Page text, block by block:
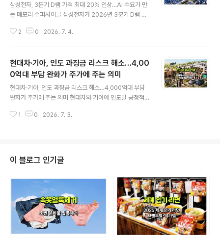
삼성전자, 3분기 D램 가격 최대 20% 인상…AI 수요가 만
든 메모리 슈퍼사이클 삼성전자가 2026년 3분기 D램 평
인상하는 방안을 추진하고 있습니다. 이는 단순한 가격 인
있다는 신호입니다.특히 이번 이슈는 HBM만의 문제가 아
닙니다. AI 서버에 들어가는 서버용 D램, 일반 DDR5, LP
DDR까지 수요가 확산되면서 메모리 반도체 전반의 공급
부족 현상이 이어지고 있습니다. 업계에서는 가격 상승률
이 시간이 갈수록 둔화될 수는 있지만, 내년까지도 높은 수
익성 기조가 이어질 가능성이 있다는 전망이 나오고 있습
2 0 2026. 7. 4.
현대차·기아, 인도 과징금 리스크 해소…4,00
0억대 부담 완화가 주가에 주는 의미
현대차·기아, 인도 과징금 리스크 해소…4,000억대 부담
완화가 주가에 주는 의미 현대차와 기아에 인도발 긍정적
인도법인, 마힌드라앤마힌드라 등 주요 완성차 업체에 부
체 자동차 업계 기준 약 270억 루피, 원화로 약 4,000억
원대에 해당합니다. KPI뉴스는 현대차 인도법인에 약 300
억 루피, 기아 인도법인에 약 135억 루피 수준의 과징금 부
담이 거론됐으나, 인도 정부가 표준 과징금 산정 계수를 낮
추는 방식으로 부담을 대폭 줄였다고 보도했습니다.이번
이슈는 단순히 벌금을 피했..
1 0 2026. 7. 3.
이 블로그 인기글